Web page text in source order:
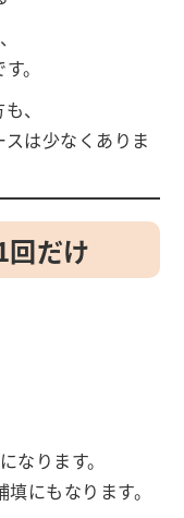
、
。
、
は少なくありま
回だけ
なります。
にもなります。